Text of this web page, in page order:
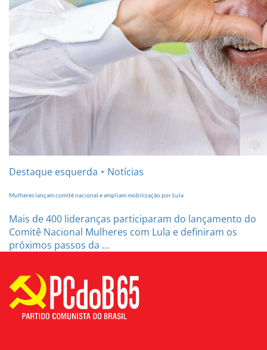
Destaque esquerda Notícias
Mulheres lançam comitê nacional e ampliam mobilização por Lula
Mais de 400 lideranças participaram do lançamento do
Comitê Nacional Mulheres com Lula e definiram os
próximos passos da ...